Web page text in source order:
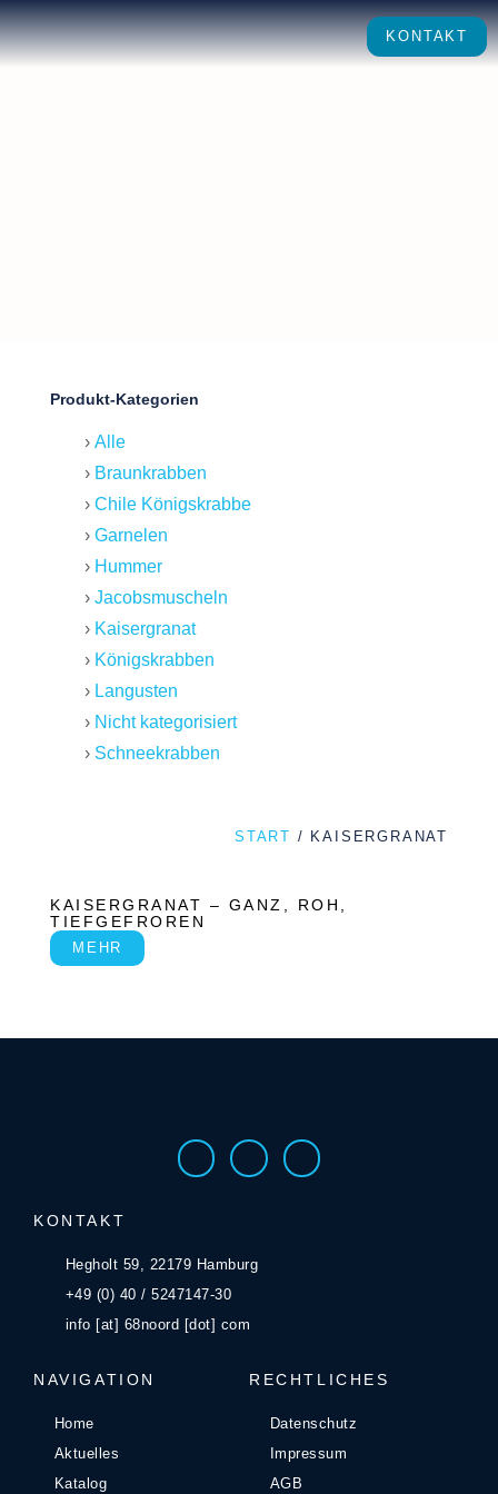
KONTAKT
Produkt-Kategorien
Alle
Braunkrabben
Chile Königskrabbe
Garnelen
Hummer
Jacobsmuscheln
Kaisergranat
Königskrabben
Langusten
Nicht kategorisiert
Schneekrabben
START / KAISERGRANAT
KAISERGRANAT – GANZ, ROH,
TIEFGEFROREN
MEHR
KONTAKT
Hegholt 59, 22179 Hamburg
+49 (0) 40 / 5247147-30
info [at] 68noord [dot] com
NAVIGATION
Home
Aktuelles
Katalog
RECHTLICHES
Datenschutz
Impressum
AGB